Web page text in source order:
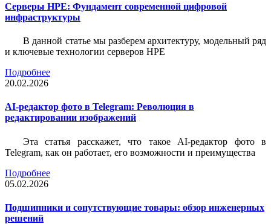
Серверы HPE: Фундамент современной цифровой
инфраструктуры
В данной статье мы разберем архитектуру, модельный ряд
и ключевые технологии серверов HPE
Подробнее
20.02.2026
AI-редактор фото в Telegram: Революция в
редактировании изображений
Эта статья расскажет, что такое AI-редактор фото в
Telegram, как он работает, его возможности и преимущества
Подробнее
05.02.2026
Подшипники и сопутствующие товары: обзор инженерных
решений